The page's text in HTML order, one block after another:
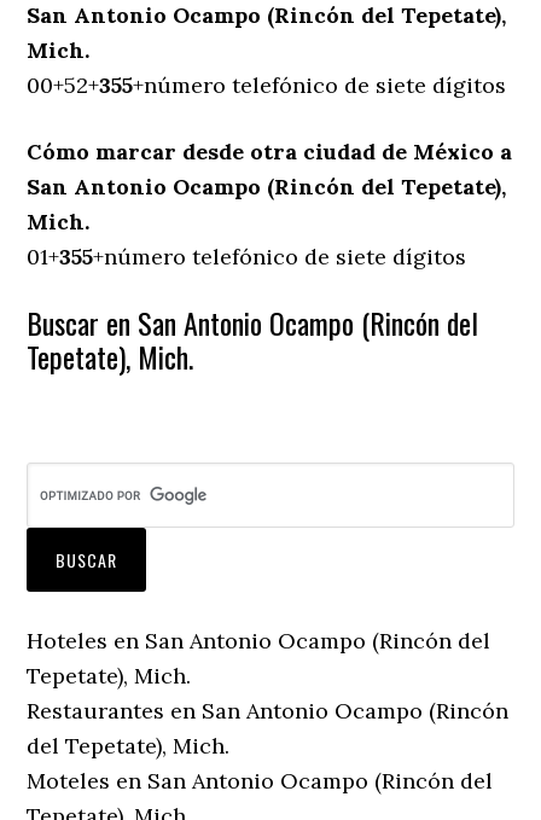
San Antonio Ocampo (Rincón del Tepetate),
Mich.
00+52+355+número telefónico de siete dígitos
Cómo marcar desde otra ciudad de México a
San Antonio Ocampo (Rincón del Tepetate),
Mich.
01+355+número telefónico de siete dígitos
Buscar en San Antonio Ocampo (Rincón del
Tepetate), Mich.
Hoteles en San Antonio Ocampo (Rincón del
Tepetate), Mich.
Restaurantes en San Antonio Ocampo (Rincón
del Tepetate), Mich.
Moteles en San Antonio Ocampo (Rincón del